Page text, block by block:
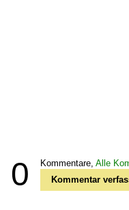
0 Kommentare, Alle
Kommentar